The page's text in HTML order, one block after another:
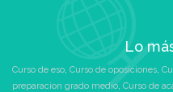
Lo
Curso de eso, Curso de oposiciones,
preparacion grado medio, Curso de